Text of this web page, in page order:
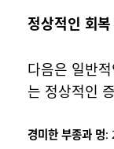
정상적인 회
다음은 일반
는 정상적인
경미한 부종과 멍: